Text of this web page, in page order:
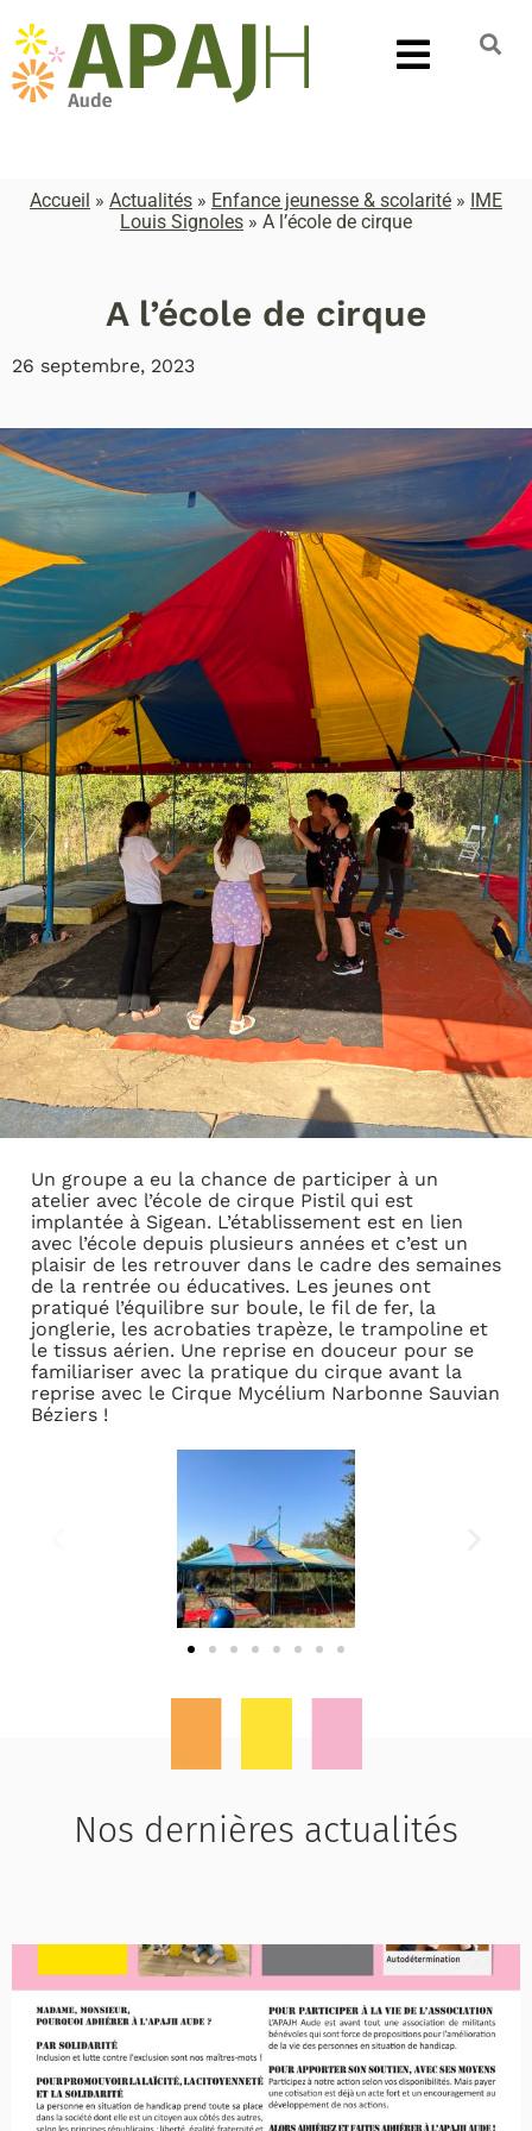
Accueil » Actualités » Enfance jeunesse & scolarité » IME
Louis Signoles » A l’école de cirque
A l’école de cirque
26 septembre, 2023
Un groupe a eu la chance de participer à un
atelier avec l’école de cirque Pistil qui est
implantée à Sigean. L’établissement est en lien
avec l’école depuis plusieurs années et c’est un
plaisir de les retrouver dans le cadre des semaines
de la rentrée ou éducatives. Les jeunes ont
pratiqué l’équilibre sur boule, le fil de fer, la
jonglerie, les acrobaties trapèze, le trampoline et
le tissus aérien. Une reprise en douceur pour se
familiariser avec la pratique du cirque avant la
reprise avec le Cirque Mycélium Narbonne Sauvian
Béziers !
Nos dernières actualités